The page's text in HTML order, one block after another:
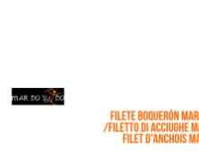
Offerta di filetto di Acciughe